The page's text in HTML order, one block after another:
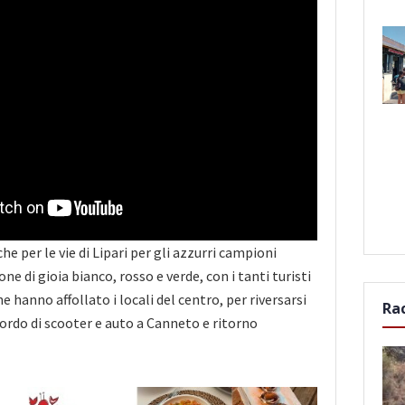
per le vie di Lipari per gli azzurri campioni
di gioia bianco, rosso e verde, con i tanti turisti
hanno affollato i locali del centro, per riversarsi
di scooter e auto a Canneto e ritorno